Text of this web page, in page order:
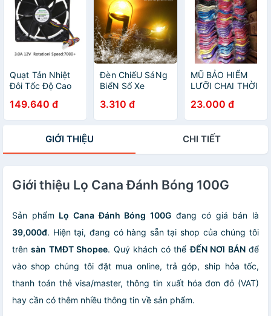
Quạt Tản Nhiệt
Đôi Tốc Độ Cao
Shf1212Hhe-08
12038 12cm
149.640 đ
Đèn ChiếU SáNg
BiểN Số Xe
3.310 đ
MŨ BẢO HIỂM
LƯỠI CHAI THỜI
23.000 đ
GIỚI THIỆU CHI TIẾT
Giới thiệu Lọ Cana Đánh Bóng 100G
Sản phẩm Lọ Cana Đánh Bóng 100G đang có giá bán là
39,000đ. Hiện tại, đang có hàng sẵn tại shop của chúng tôi
trênsàn TMĐT Shopee. Quý khách có thểĐẾN NƠI BÁNđể
vào shop chúng tôi đặt mua online, trả góp, ship hỏa tốc,
thanh toán thẻ visa/master, thông tin xuất hóa đơn đỏ (VAT)
hay cần có thêm nhiều thông tin về sản phẩm.